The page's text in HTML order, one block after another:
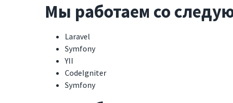
Мы работаем со
Laravel
Symfony
YII
CodeIgniter
Symfony
Услуги
Разработка веб-сайтов